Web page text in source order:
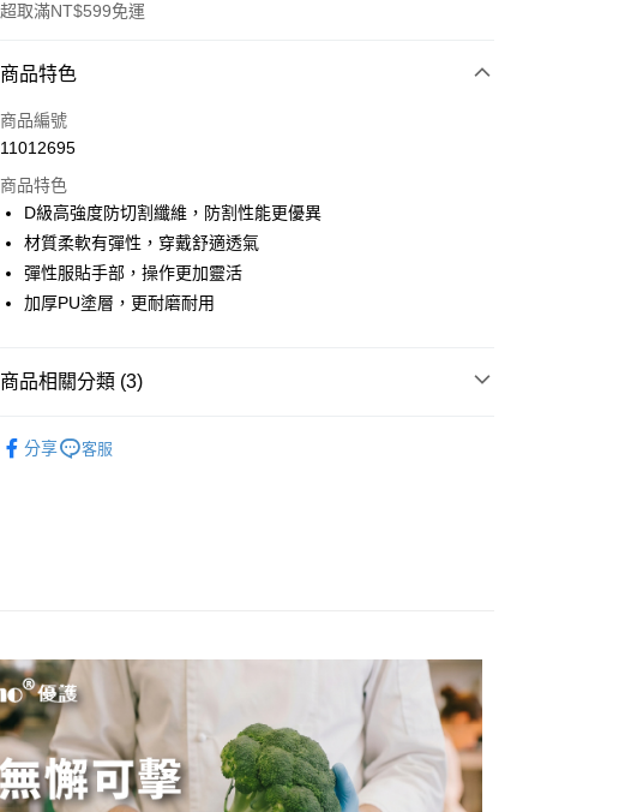
超取滿NT$599免運
付款方式
信用卡一次付款
LINE Pay
Apple Pay
街口支付
全盈+PAY
運送方式
宅配
每筆NT$100，滿NT$1,099(含以上)免運費
商品特色
商品編號
11012695
商品特色
D級高強度防切割纖維，防割性能更優異
材質柔軟有彈性，穿戴舒適透氣
彈性服貼手部，操作更加靈活
加厚PU塗層，更耐磨耐用
商品相關分類 (3)
分享 客服